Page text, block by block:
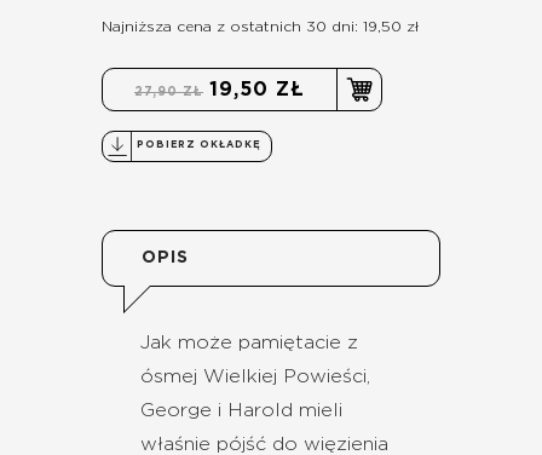
Najniższa cena z ostatnich 30 dni: 19,50 zł
27,90 ZŁ 19,50 ZŁ
POBIERZ OKŁADKĘ
OPIS
Jak może pamiętacie z
ósmej Wielkiej Powieści,
George i Harold mieli
właśnie pójść do więzienia